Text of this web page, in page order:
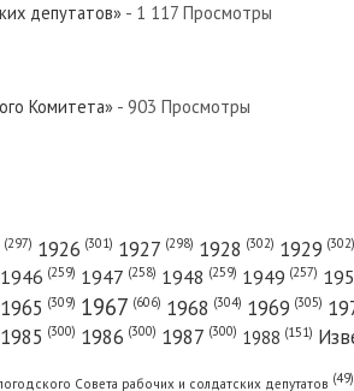
депутатов» - 1 117 Просмотры
Комитета» - 903 Просмотры
(297) 1926 (301) 1927 (298) 1928 (302) 1929 (302)
1946 (259) 1947 (258) 1948 (259) 1949 (257)
1965 (309) 1967 (606) 1968 (304) 1969 (305)
1985 (300) 1986 (300) 1987 (300) 1988 (151)
Совета рабочих и солдатских депутатов (49)